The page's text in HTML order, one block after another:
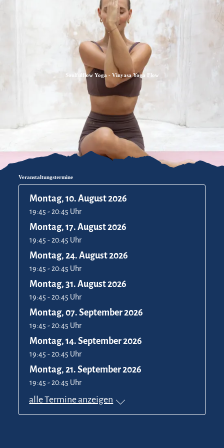
Zum
Inhalt
Zur
Suche
Zum
Footer
Soulfulflow Yoga - Vinyasa Yoga Flow
Veranstaltungstermine
Montag, 10. August 2026
19:45 - 20:45 Uhr
Montag, 17. August 2026
19:45 - 20:45 Uhr
Montag, 24. August 2026
19:45 - 20:45 Uhr
Montag, 31. August 2026
19:45 - 20:45 Uhr
Montag, 07. September 2026
19:45 - 20:45 Uhr
Montag, 14. September 2026
19:45 - 20:45 Uhr
Montag, 21. September 2026
19:45 - 20:45 Uhr
alle Termine anzeigen